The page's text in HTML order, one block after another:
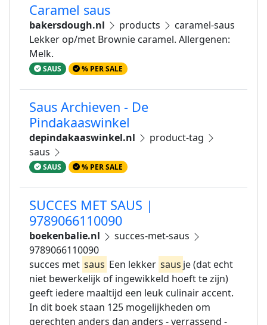
Caramel saus
bakersdough.nl products
caramel-saus
Lekker op/met Brownie caramel. Allergenen:
Melk.
SAUS % PER SALE
Saus Archieven - De
Pindakaaswinkel
depindakaaswinkel.nl
product-tag
saus
SAUS % PER SALE
SUCCES MET SAUS |
9789066110090
boekenbalie.nl
succes-met-saus
9789066110090
succes met saus Een lekker saus je (dat echt
niet bewerkelijk of ingewikkeld hoeft te zijn)
geeft iedere maaltijd een leuk culinair accent.
In dit boek staan 125 mogelijkheden om
gerechten anders dan anders - verrassend -